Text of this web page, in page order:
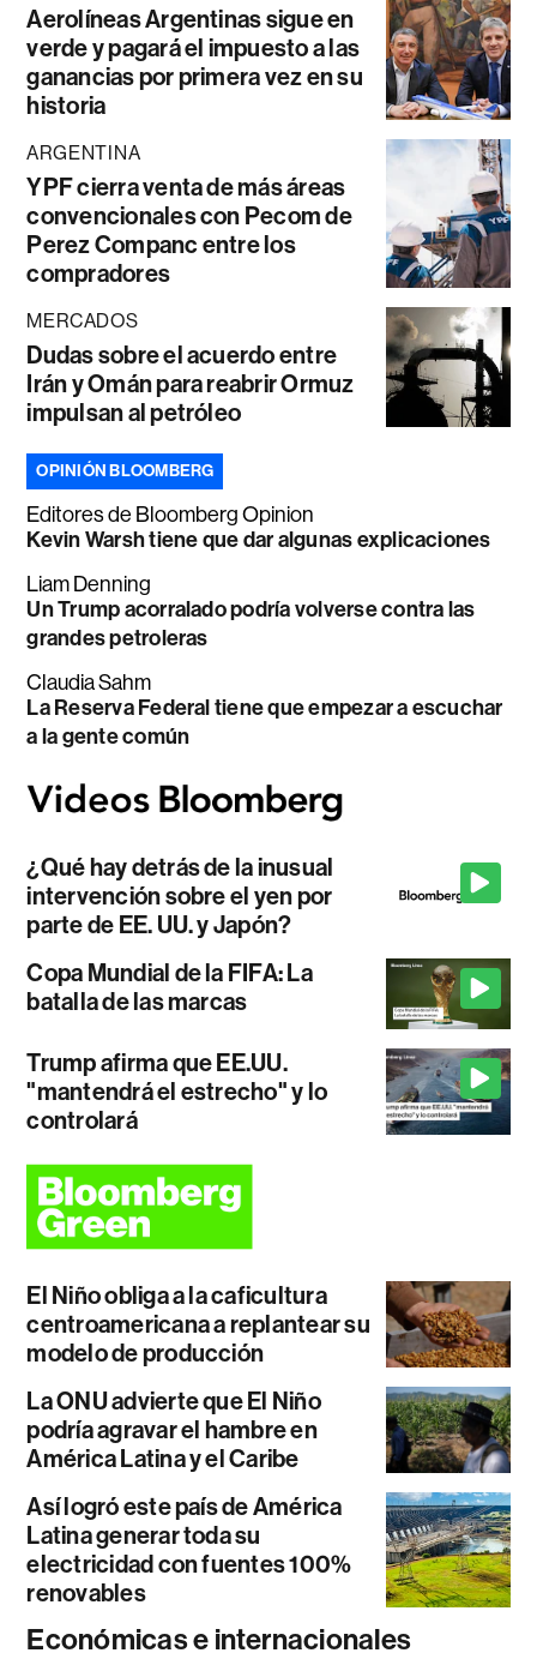
Aerolíneas Argentinas sigue en
verde y pagará el impuesto a las
ganancias por primera vez en su
historia
ARGENTINA
YPF cierra venta de más áreas
convencionales con Pecom de
Perez Companc entre los
compradores
MERCADOS
Dudas sobre el acuerdo entre
Irán y Omán para reabrir Ormuz
impulsan al petróleo
OPINIÓN BLOOMBERG
Editores de Bloomberg Opinion
Kevin Warsh tiene que dar algunas explicaciones
Liam Denning
Un Trump acorralado podría volverse contra las
grandes petroleras
Claudia Sahm
La Reserva Federal tiene que empezar a escuchar
a la gente común
¿Qué hay detrás de la inusual
intervención sobre el yen por
parte de EE. UU. y Japón?
Copa Mundial de la FIFA: La
batalla de las marcas
Trump afirma que EE.UU.
"mantendrá el estrecho" y lo
controlará
El Niño obliga a la caficultura
centroamericana a replantear su
modelo de producción
La ONU advierte que El Niño
podría agravar el hambre en
América Latina y el Caribe
Así logró este país de América
Latina generar toda su
electricidad con fuentes 100%
renovables
Económicas e internacionales